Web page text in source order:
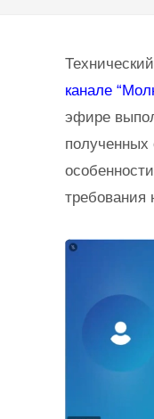
канале
эфире
полученных
требования